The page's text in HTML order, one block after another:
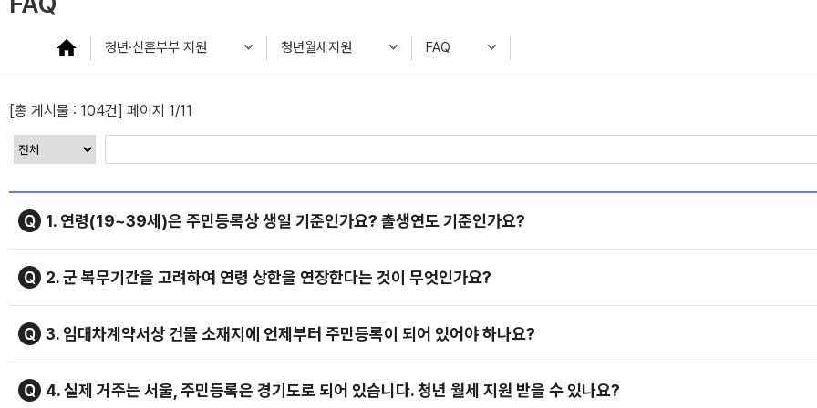
청년·신혼부부 지원 청년월세지원 FAQ
[총 게시물 : 104건] 페이지 1/11
1. 연령(19~39세)은 주민등록상 생일 기준인가요? 출생연도 기준인가요?
2. 군 복무기간을 고려하여 연령 상한을 연장한다는 것이 무엇인가요?
3. 임대차계약서상 건물 소재지에 언제부터 주민등록이 되어 있어야 하나요?
4. 실제 거주는 서울, 주민등록은 경기도로 되어 있습니다. 청년 월세 지원 받을 수 있나요?